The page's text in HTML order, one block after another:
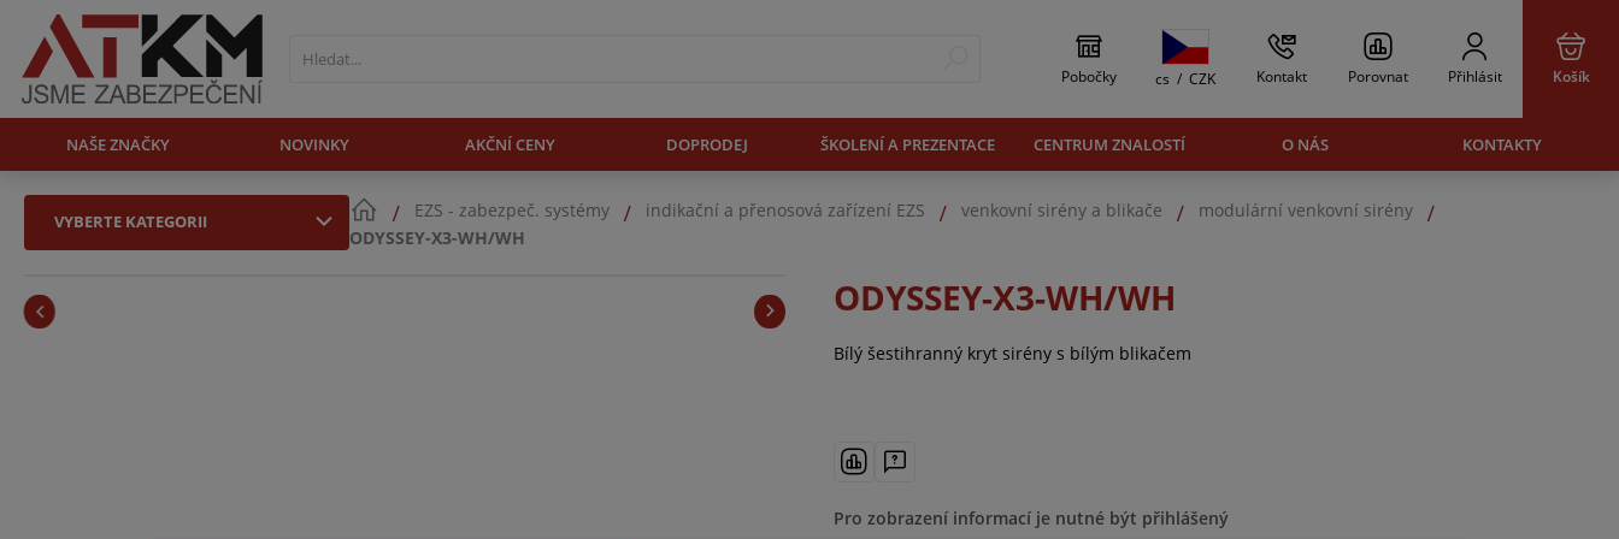
Pobočky cs / CZK Kontakt Porovnat Přihlásit Košík
NAŠE ZNAČKY NOVINKY AKČNÍ CENY DOPRODEJ ŠKOLENÍ A PREZENTACE CENTRUM ZNALOSTÍ O NÁS KONTAKTY
VYBERTE KATEGORII EZS - zabezpeč. systémy indikační a přenosová zařízení EZS venkovní sirény a blikače
modulární venkovní sirény
ODYSSEY-X3-WH/WH
ODYSSEY-X3-WH/WH
Bílý šestihranný kryt sirény s bílým blikačem
Pro zobrazení informací je nutné být přihlášený